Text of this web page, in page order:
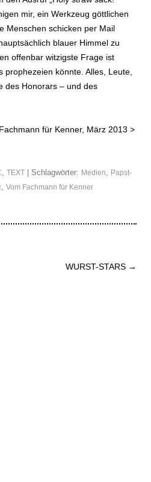
mir, ein Werkzeug göttlichen
Menschen schicken per Mail
blauer Himmel zu
offenbar witzigste Frage ist
prophezeien könnte. Alles, Leute,
des Honorars – und des
für Kenner, März 2013 >
TEXT | Schlagwörter: Medien
Papst-
Vom Fachmann für Kenner
WURST-STARS →